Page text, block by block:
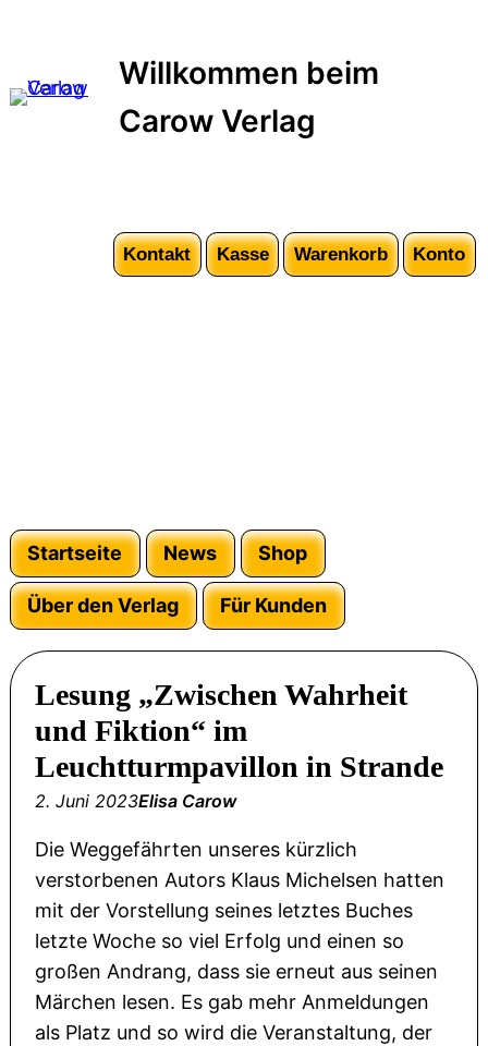
springen
Willkommen beim
Carow Verlag
Kontakt Kasse Warenkorb Konto
Startseite News Shop
Über den Verlag Für Kunden
Lesung „Zwischen Wahrheit
und Fiktion“ im
Leuchtturmpavillon in Strande
2. Juni 2023Elisa Carow
Die Weggefährten unseres kürzlich
verstorbenen Autors Klaus Michelsen hatten
mit der Vorstellung seines letztes Buches
letzte Woche so viel Erfolg und einen so
großen Andrang, dass sie erneut aus seinen
Märchen lesen. Es gab mehr Anmeldungen
als Platz und so wird die Veranstaltung, der